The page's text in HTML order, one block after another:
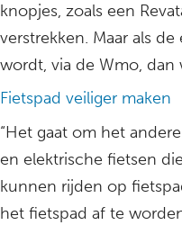
knopjes, zoals een
verstrekken. Maar als
wordt, via de Wmo, dan
Fietspad veiliger maken
“Het gaat om het
en elektrische fietsen
kunnen rijden op
het fietspad af te